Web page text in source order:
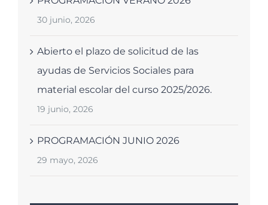
30 junio, 2026
Abierto el plazo de solicitud de las
ayudas de Servicios Sociales para
material escolar del curso 2025/2026.
19 junio, 2026
PROGRAMACIÓN JUNIO 2026
29 mayo, 2026